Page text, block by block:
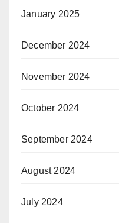
January 2025
December 2024
November 2024
October 2024
September 2024
August 2024
July 2024